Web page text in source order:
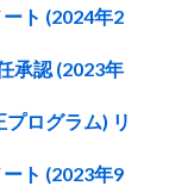
ト (2024年2
承認 (2023年
ログラム) リ
ト (2023年9